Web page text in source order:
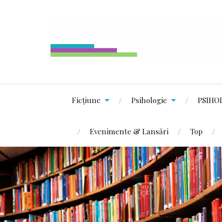
Ficțiune Psihologie
Evenimente & Lansări Top